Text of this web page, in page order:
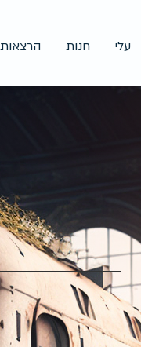
עלי חנות הרצאות